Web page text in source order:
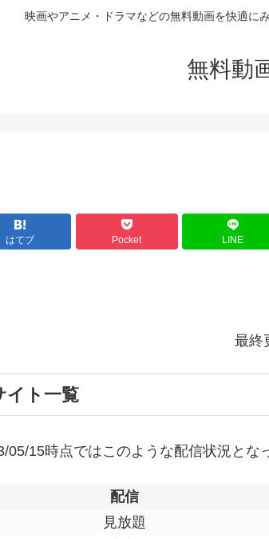
映画やアニメ・ドラマなどの無料動画を快適に
無料動
はてブ Pocket LINE
最終
イト一覧
05/15時点ではこのような配信状況とな
配信
見放題